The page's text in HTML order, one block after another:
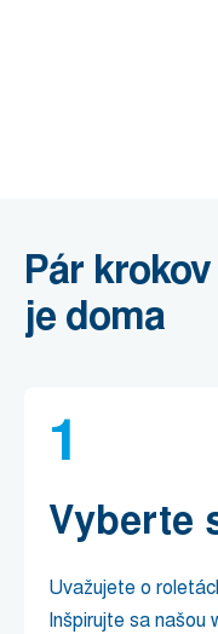
Pár
je doma
1
Vyberte
Uvažujete o
Inšpirujte sa našou